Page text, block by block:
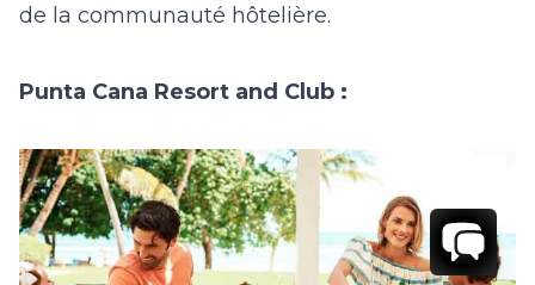
de la communauté hôtelière.
Punta Cana Resort and Club :